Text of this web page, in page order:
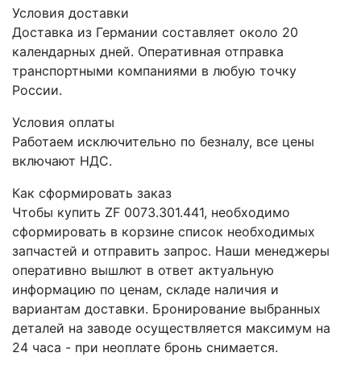
Условия доставки
Доставка из Германии составляет около 20
календарных дней. Оперативная отправка
транспортными компаниями в любую точку
России.
Условия оплаты
Работаем исключительно по безналу, все цены
включают НДС.
Как сформировать заказ
Чтобы купить ZF 0073.301.441, необходимо
сформировать в корзине список необходимых
запчастей и отправить запрос. Наши менеджеры
оперативно вышлют в ответ актуальную
информацию по ценам, складе наличия и
вариантам доставки. Бронирование выбранных
деталей на заводе осуществляется максимум на
24 часа - при неоплате бронь снимается.